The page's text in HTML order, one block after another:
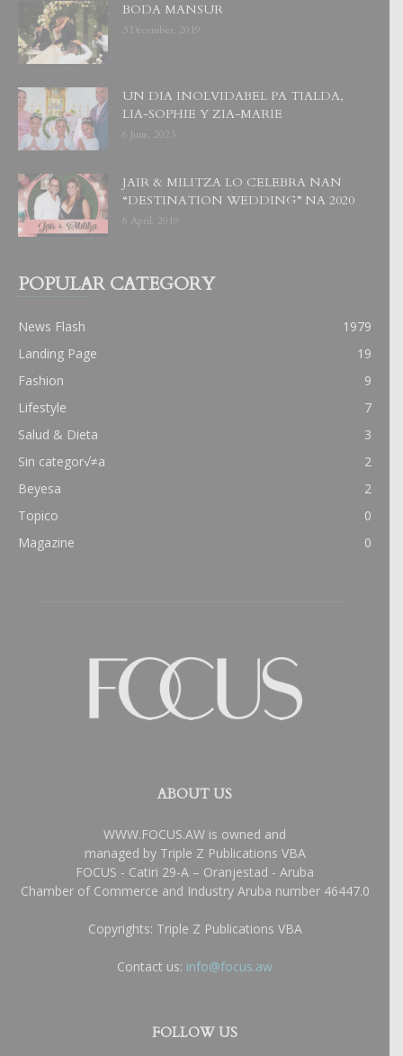
BODA MANSUR
3 December, 2019
UN DIA INOLVIDABEL PA TIALDA,
LIA-SOPHIE Y ZIA-MARIE
6 June, 2023
JAIR & MILITZA LO CELEBRA NAN
“DESTINATION WEDDING” NA 2020
6 April, 2019
POPULAR CATEGORY
News Flash
1979
Landing Page
19
Fashion
9
Lifestyle
7
Salud & Dieta
3
Sin categor√≠a
2
Beyesa
2
Topico
0
Magazine
0
ABOUT US
WWW.FOCUS.AW is owned and
managed by Triple Z Publications VBA
FOCUS - Catiri 29-A – Oranjestad - Aruba
Chamber of Commerce and Industry Aruba number 46447.0
Copyrights: Triple Z Publications VBA
Contact us: info@focus.aw
FOLLOW US